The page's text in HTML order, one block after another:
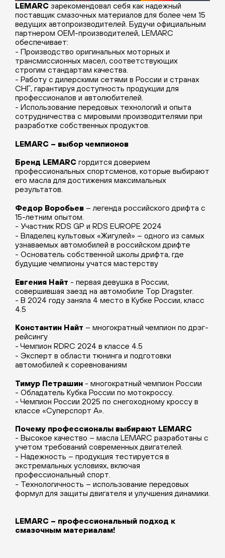
LEMARC зарекомендовал себя как надежный
поставщик смазочных материалов для более чем 15
ведущих автопроизводителей. Будучи официальным
партнером OEM-производителей, LEMARC
обеспечивает:
- Производство оригинальных моторных и
трансмиссионных масел, соответствующих
строгим стандартам качества.
- Работу с дилерскими сетями в России и странах
СНГ, гарантируя доступность продукции для
профессионалов и автолюбителей.
- Использование передовых технологий и опыта
сотрудничества с мировыми производителями при
разработке собственных продуктов.
LEMARC– выбор чемпионов
Бренд LEMARC гордится доверием
профессиональных спортсменов, которые выбирают
его масла для достижения максимальных
результатов.
Федор Воробьев – легенда российского дрифта с
15-летним опытом.
- Участник RDS GP и RDS EUROPE 2024
- Владелец культовых «Жигулей» – одного из самых
узнаваемых автомобилей в российском дрифте
- Основатель собственной школы дрифта, где
будущие чемпионы учатся мастерству
Евгения Найт - первая девушка в России,
совершившая заезд на автомобиле Top Dragster.
- В 2024 году заняла 4 место в Кубке России, класс
4.5
Константин Найт – многократный чемпион по дрэг-
рейсингу
- Чемпион RDRC 2024 в классе 4.5
- Эксперт в области тюнинга и подготовки
автомобилей к соревнованиям
Тимур Петрашин- многократный чемпион России
- Обладатель Кубка России по мотокроссу.
- Чемпион России 2025 по снегоходному кроссу в
классе «Суперспорт А».
Почему профессионалы выбирают LEMARC
- Высокое качество – масла LEMARC разработаны с
учетом требований современных двигателей.
- Надежность – продукция тестируется в
экстремальных условиях, включая
профессиональный спорт.
- Технологичность – использование передовых
формул для защиты двигателя и улучшения динамики.
LEMARC– профессиональный подход к
смазочным материалам!